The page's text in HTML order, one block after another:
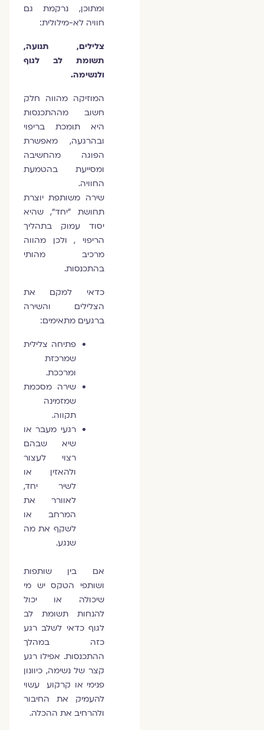
ומתוכן, נרקמת גם
חוויה לא-מילולית:
צלילים, תנועה,
תשומת לב לגוף
ולנשימה.
המוזיקה מהווה חלק
חשוב מההתכנסות
היא תומכת בריפוי
ובהרגעה, מאפשרת
הפוגה מהחשיבה
ומסייעת בהטמעת
החוויה.
שירה משותפת יוצרת
תחושת ״יחד״, שהיא
יסוד עמוק בתהליך
הריפוי , ולכן מהווה
מרכיב מהותי
בהתכנסות.
כדאי למקם את
הצלילים והשירה
ברגעים מתאימים:
פתיחה צלילית
שמרכזת
ומרככת.
שירה מסכמת
שמזמינה
תקווה.
רגעי מעבר או
שיא שבהם
רצוי לעצור
ולהאזין או
לשיר יחד,
לאוורר את
המרחב או
לשקף את מה
שנגע.
אם בין שותפות
ושותפי הטקס יש מי
שיכולה או יכול
להנחות תשומת לב
לגוף כדאי לשלב רגע
כזה במהלך
ההתכנסות. אפילו רגע
קצר של נשימה, כיוונון
פנימי או קרקוע עשוי
להעמיק את החיבור
ולהרחיב את ההכלה.